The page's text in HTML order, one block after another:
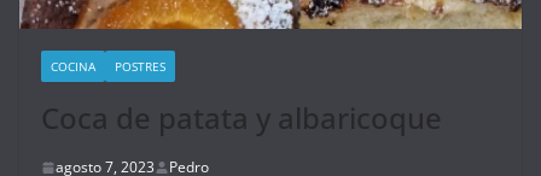
COCINA POSTRES
Coca de patata y albaricoque
agosto 7, 2023 Pedro